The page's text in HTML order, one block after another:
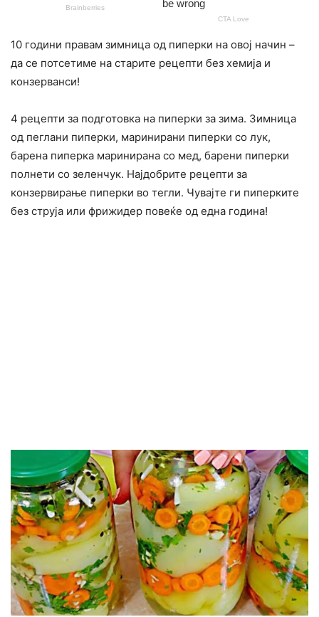
10 години правам зимница од пиперки на овој начин –
да се потсетиме на старите рецепти без хемија и
конзерванси!
4 рецепти за подготовка на пиперки за зима. Зимница
од пеглани пиперки, маринирани пиперки со лук,
барена пиперка маринирана со мед, барени пиперки
полнети со зеленчук. Најдобрите рецепти за
конзервирање пиперки во тегли. Чувајте ги пиперките
без струја или фрижидер повеќе од една година!